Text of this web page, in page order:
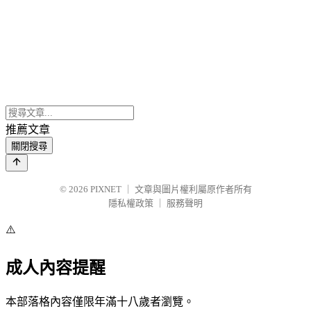
推薦文章
關閉搜尋
© 2026 PIXNET
文章與圖片權利屬原作者所有
隱私權政策
服務聲明
⚠️
成人內容提醒
本部落格內容僅限年滿十八歲者瀏覽。